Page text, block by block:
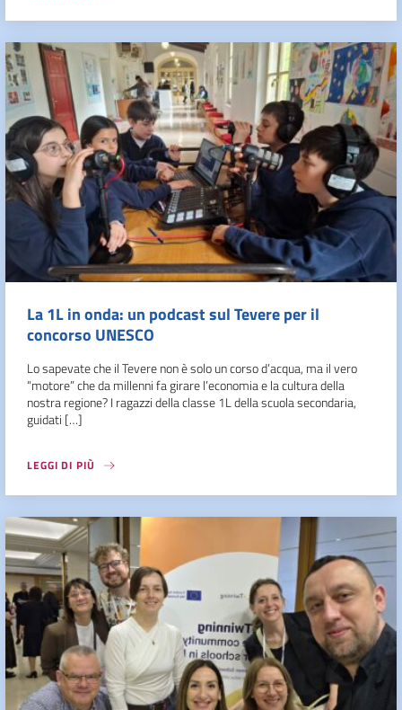
La 1L in onda: un podcast sul Tevere per il
concorso UNESCO
Lo sapevate che il Tevere non è solo un corso d’acqua, ma il vero
“motore” che da millenni fa girare l’economia e la cultura della
nostra regione? I ragazzi della classe 1L della scuola secondaria,
guidati […]
LEGGI DI PIÙ